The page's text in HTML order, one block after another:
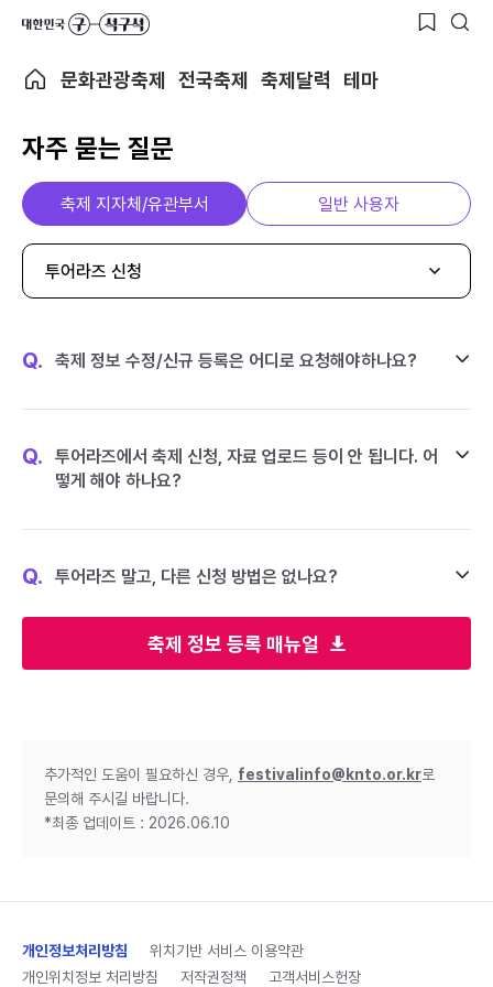
문화관광축제 전국축제 축제달력 테마
자주 묻는 질문
축제 정보 등록 매뉴얼
축제 지자체/유관부서 일반 사용자
투어라즈 신청
Q. 축제 정보 수정/신규 등록은 어디로 요청해야하나요?
Q.
투어라즈에서 축제 신청, 자료 업로드 등이 안 됩니다. 어
떻게 해야 하나요?
Q. 투어라즈 말고, 다른 신청 방법은 없나요?
추가적인 도움이 필요하신 경우, festivalinfo@knto.or.kr로
문의해 주시길 바랍니다.
*최종 업데이트 : 2026.06.10
개인정보처리방침
위치기반 서비스 이용약관
개인위치정보 처리방침
저작권정책 고객서비스헌장